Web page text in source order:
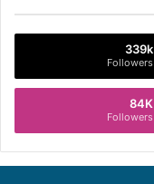
339k
Followers
84K
Followers